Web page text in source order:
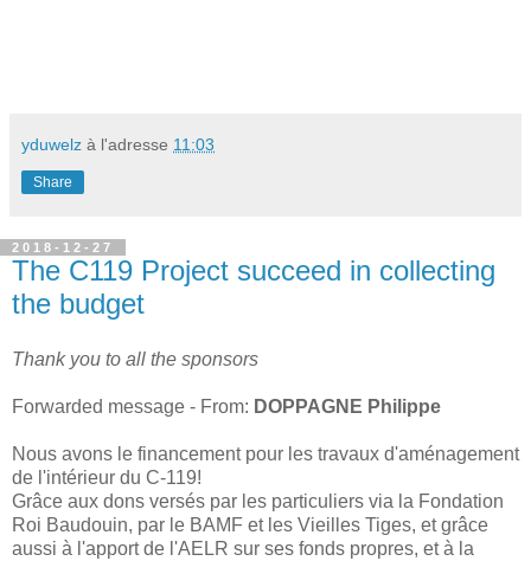
yduwelz à l'adresse 11:03
Share
2018-12-27
The C119 Project succeed in collecting
the budget
Thank you to all the sponsors
Forwarded message - From: DOPPAGNE Philippe
Nous avons le financement pour les travaux d'aménagement
de l'intérieur du C-119!
Grâce aux dons versés par les particuliers via la Fondation
Roi Baudouin, par le BAMF et les Vieilles Tiges, et grâce
aussi à l'apport de l'AELR sur ses fonds propres, et à la